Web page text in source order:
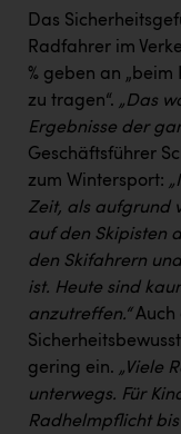
Das
Radfahrer im
% geben an
zu tragen“. „Das
Ergebnisse der
Geschäftsführer
zum Wintersport:
Zeit, als aufgrund
auf den Skipisten
den Skifahrern
ist. Heute sind
anzutreffen.“Auch
gering ein. „Viele
unterwegs. Für
Radhelmpflicht bis